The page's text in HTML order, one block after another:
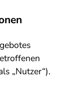
„Nutzer“).